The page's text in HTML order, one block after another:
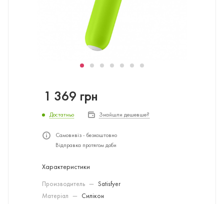
1 369 грн
Достатньо Знайшли дешевше?
Самовивіз - безкоштовно
Відправка протягом доби
Характеристики
Производитель —
Satisfyer
Матеріал
—
Силікон